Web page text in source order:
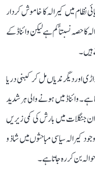
نظام میں کیرالہ کا خاموش کردار
کا حصہ نسبتاً کم ہے لیکن وائناڈ کے
ہیں۔
اور دیگر ندیاں مل کر کبنی دریا
وائناڈ میں ہونے والی ہر شدید
ان جنگلات میں بارش کی کمی زیریں
کیرالہ سیاسی مباحثوں میں شاذ و
بن کر رہ جاتا ہے۔